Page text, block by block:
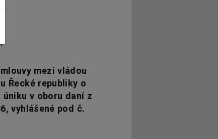
mezi vládou
Řecké republiky o
úniku v oboru daní z
vyhlášené pod č.